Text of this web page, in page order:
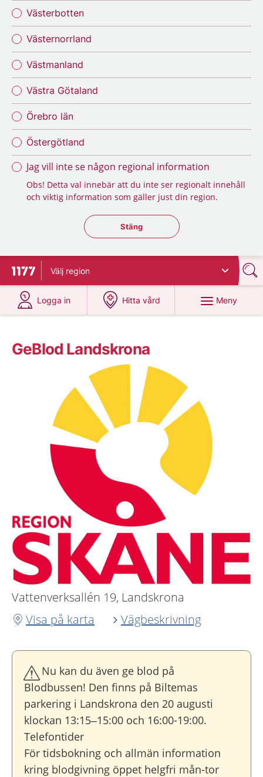
Västerbotten
Västernorrland
Västmanland
Västra Götaland
Örebro län
Östergötland
Jag vill inte se någon regional information
Obs! Detta val innebär att du inte ser regionalt innehåll
och viktig information som gäller just din region.
Stäng regionsväljaren
Stäng
Till startsidan för 1177
Välj region
Logga in
på 1177.se
Hitta vård
på 1177.se
Meny
GeBlod Landskrona
Vattenverksallén 19, Landskrona
Visa på karta
Vägbeskrivning
Nu kan du även ge blod på
Blodbussen! Den finns på Biltemas
parkering i Landskrona den 20 augusti
klockan 13:15–15:00 och 16:00-19:00.
Telefontider
För tidsbokning och allmän information
kring blodgivning öppet helgfri mån-tor